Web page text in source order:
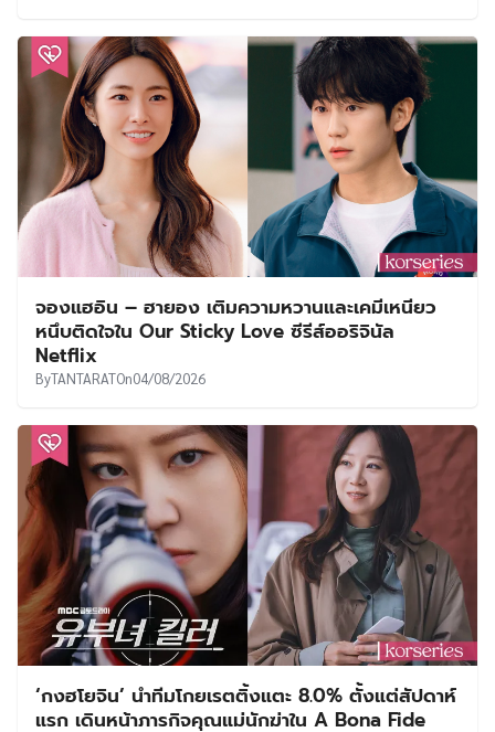
จองแฮอิน – ฮายอง เติมความหวานและเคมีเหนียว
หนึบติดใจใน Our Sticky Love ซีรีส์ออริจินัล
Netflix
ByTANTARATOn04/08/2026
‘กงฮโยจิน’ นำทีมโกยเรตติ้งแตะ 8.0% ตั้งแต่สัปดาห์
แรก เดินหน้าภารกิจคุณแม่นักฆ่าใน A Bona Fide